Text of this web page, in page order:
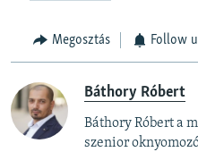
Megosztás Follow
Báthory Róbert
Báthory Róbert a
szenior